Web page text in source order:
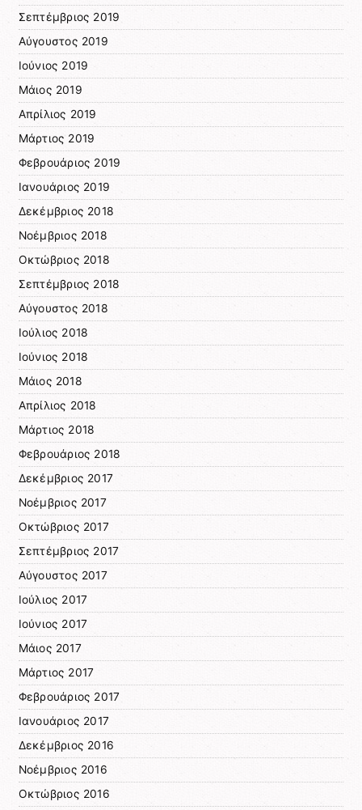
Σεπτέμβριος 2019
Αύγουστος 2019
Ιούνιος 2019
Μάιος 2019
Απρίλιος 2019
Μάρτιος 2019
Φεβρουάριος 2019
Ιανουάριος 2019
Δεκέμβριος 2018
Νοέμβριος 2018
Οκτώβριος 2018
Σεπτέμβριος 2018
Αύγουστος 2018
Ιούλιος 2018
Ιούνιος 2018
Μάιος 2018
Απρίλιος 2018
Μάρτιος 2018
Φεβρουάριος 2018
Δεκέμβριος 2017
Νοέμβριος 2017
Οκτώβριος 2017
Σεπτέμβριος 2017
Αύγουστος 2017
Ιούλιος 2017
Ιούνιος 2017
Μάιος 2017
Μάρτιος 2017
Φεβρουάριος 2017
Ιανουάριος 2017
Δεκέμβριος 2016
Νοέμβριος 2016
Οκτώβριος 2016